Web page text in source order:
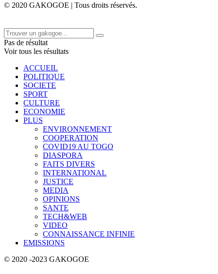
© 2020 GAKOGOE | Tous droits réservés.
Pas de résultat
Voir tous les résultats
ACCUEIL
POLITIQUE
SOCIETE
SPORT
CULTURE
ECONOMIE
PLUS
ENVIRONNEMENT
COOPERATION
COVID19 AU TOGO
DIASPORA
FAITS DIVERS
INTERNATIONAL
JUSTICE
MEDIA
OPINIONS
SANTE
TECH&WEB
VIDEO
CONNAISSANCE INFINIE
EMISSIONS
© 2020 -2023 GAKOGOE